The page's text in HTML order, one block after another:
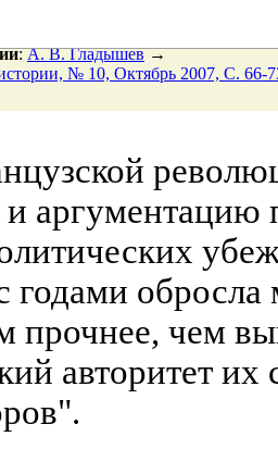
:А. В. Гладышев→
№ 10, Октябрь 2007, C. 66-
аргументацию
годами
прочнее, чем
авторитет их